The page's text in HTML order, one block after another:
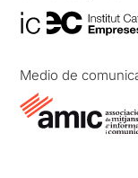
Medio de